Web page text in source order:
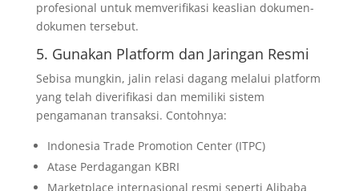
profesional untuk memverifikasi keaslian dokumen-
dokumen tersebut.
5. Gunakan Platform dan Jaringan Resmi
Sebisa mungkin, jalin relasi dagang melalui platform
yang telah diverifikasi dan memiliki sistem
pengamanan transaksi. Contohnya:
Indonesia Trade Promotion Center (ITPC)
Atase Perdagangan KBRI
Marketplace internasional resmi seperti Alibaba